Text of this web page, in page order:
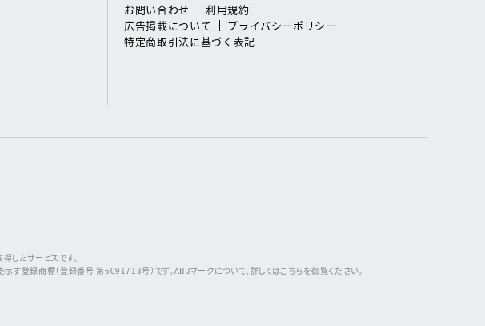
お問い合わせ
利用規約
広告掲載について
プライバシーポリシー
特定商取引法に基づく表記
したサービスです。
登録商標（登録番号 第6091713号）です。ABJマークについて、詳しくはこちらを御覧ください。